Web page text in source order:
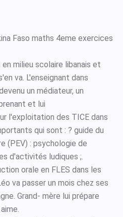
Faso maths 4eme exercices
milieu scolaire libanais et
va. L'enseignant dans
un médiateur, un
et lui
l'exploitation des TICE dans
qui sont : ? guide du
(PEV) : psychologie de
d'activités ludiques ;.
orale en FLES dans les
va passer un mois chez ses
Grand- mère lui prépare